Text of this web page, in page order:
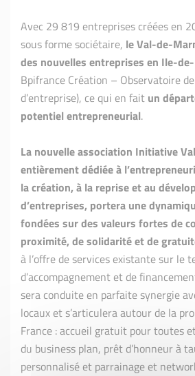
Avec 29 819 entreprises créées en
sous forme sociétaire, le Val-de-
des nouvelles entreprises en Ile-
Bpifrance Création – Observatoire
d’entreprise), ce qui en fait un
potentiel entrepreneurial.
La nouvelle association Initiative
entièrement dédiée à
la création, à la reprise et au
d’entreprises, portera une
fondées sur des valeurs fortes de
proximité, de solidarité et de
à l’offre de services existante sur le
d’accompagnement et de
sera conduite en parfaite synergie
locaux et s’articulera autour de la
France : accueil gratuit pour toutes
du business plan, prêt d’honneur à
personnalisé et parrainage et